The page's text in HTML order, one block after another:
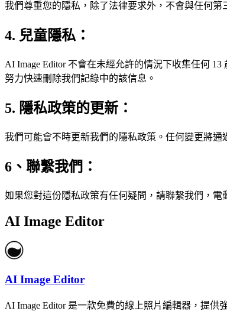
我們尊重您的隱私，除了法律要求外，不會與任何第
4. 兒童隱私：
AI Image Editor 不會在未經允許的情況下收集任何
努力快速刪除我們記錄中的該信息。
5. 隱私政策的更新：
我們可能會不時更新我們的隱私政策。任何變更將
6、聯繫我們：
如果您對這份隱私政策有任何疑問，請聯繫我們，電
AI Image Editor
AI Image Editor
AI Image Editor 是一款免費的線上照片編輯器，提